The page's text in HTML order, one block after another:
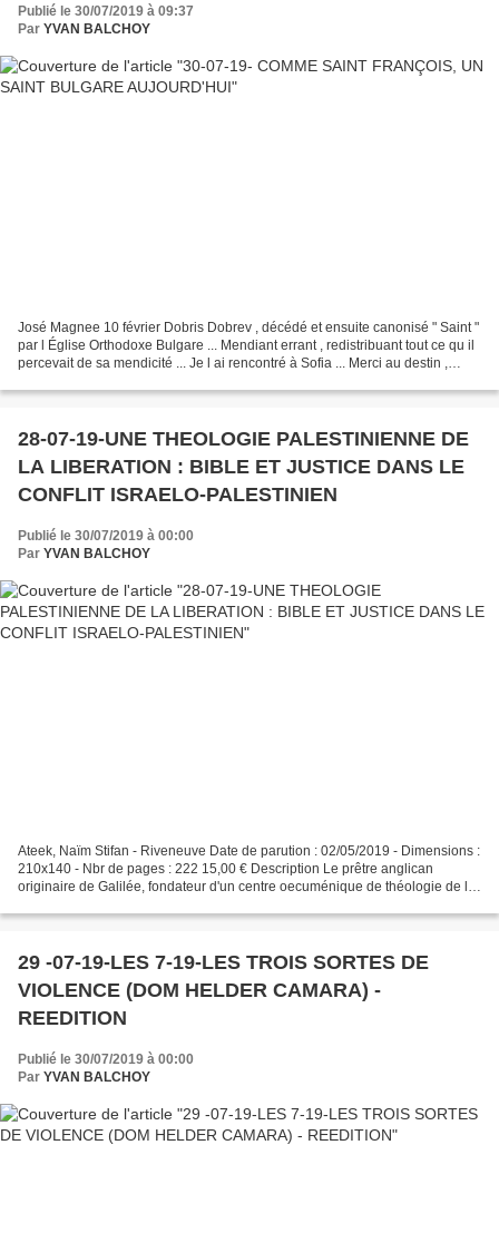
Publié le 30/07/2019 à 09:37
Par YVAN BALCHOY
José Magnee 10 février Dobris Dobrev , décédé et ensuite canonisé " Saint "
par l Église Orthodoxe Bulgare ... Mendiant errant , redistribuant tout ce qu il
percevait de sa mendicité ... Je l ai rencontré à Sofia ... Merci au destin ,
28-07-19-UNE THEOLOGIE PALESTINIENNE DE
LA LIBERATION : BIBLE ET JUSTICE DANS LE
CONFLIT ISRAELO-PALESTINIEN
Publié le 30/07/2019 à 00:00
Par YVAN BALCHOY
Ateek, Naïm Stifan - Riveneuve Date de parution : 02/05/2019 - Dimensions :
210x140 - Nbr de pages : 222 15,00 € Description Le prêtre anglican
originaire de Galilée, fondateur d'un centre oecuménique de théologie de la
29 -07-19-LES 7-19-LES TROIS SORTES DE
VIOLENCE (DOM HELDER CAMARA) -
REEDITION
Publié le 30/07/2019 à 00:00
Par YVAN BALCHOY